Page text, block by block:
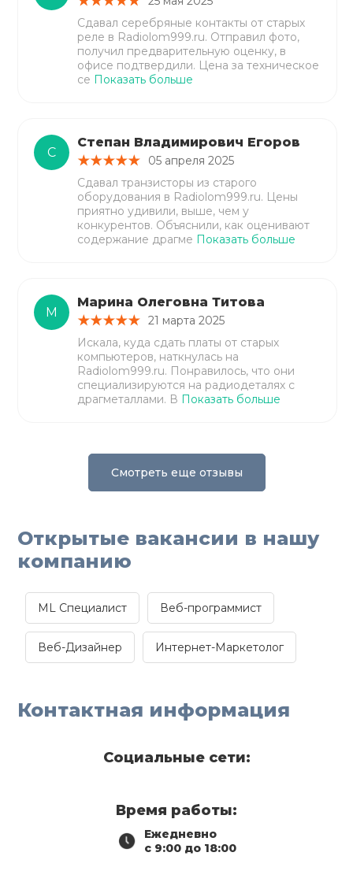
Сдавал серебряные контакты от старых
реле в Radiolom999.ru. Отправил фото,
получил предварительную оценку, в
офисе подтвердили. Цена за техническое
се Показать больше
С
Степан Владимирович Егоров
05 апреля 2025
Сдавал транзисторы из старого
оборудования в Radiolom999.ru. Цены
приятно удивили, выше, чем у
конкурентов. Объяснили, как оценивают
содержание драгме Показать больше
М
Марина Олеговна Титова
21 марта 2025
Искала, куда сдать платы от старых
компьютеров, наткнулась на
Radiolom999.ru. Понравилось, что они
специализируются на радиодеталях с
драгметаллами. В Показать больше
Смотреть еще отзывы
Открытые вакансии в нашу
компанию
ML Специалист Веб-программист
Веб-Дизайнер Интернет-Маркетолог
Контактная информация
Социальные сети:
Время работы:
Ежедневно
с 9:00 до 18:00